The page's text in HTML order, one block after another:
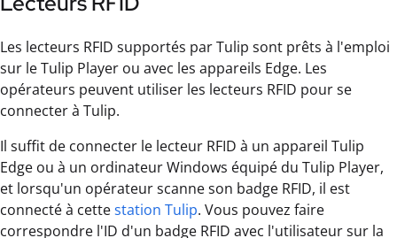
Les lecteurs RFID supportés par Tulip sont prêts à l'emploi
sur le Tulip Player ou avec les appareils Edge. Les
opérateurs peuvent utiliser les lecteurs RFID pour se
connecter à Tulip.
Il suffit de connecter le lecteur RFID à un appareil Tulip
Edge ou à un ordinateur Windows équipé du Tulip Player,
et lorsqu'un opérateur scanne son badge RFID, il est
connecté à cettestation Tulip. Vous pouvez faire
correspondre l'ID d'un badge RFID avec l'utilisateur sur la